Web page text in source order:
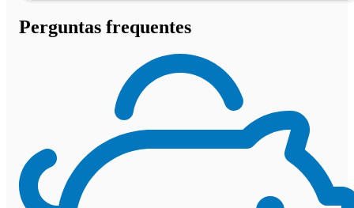
Perguntas frequentes